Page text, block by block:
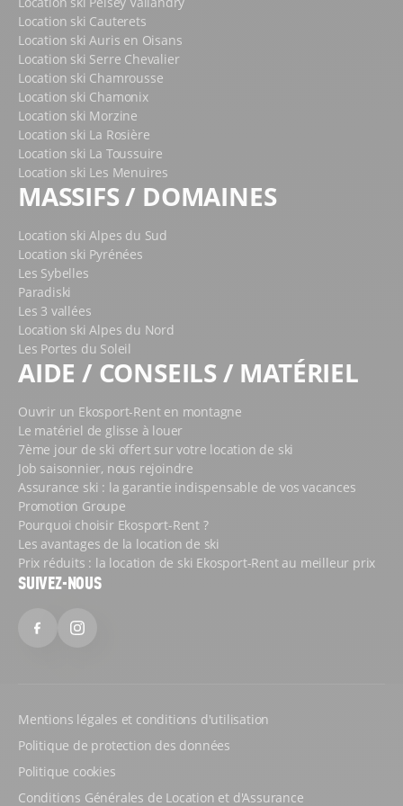
s’amuser en famille ou entre amis.
À cela s’ajoutent les vastes
Calme et des Estanyols, avec leurs
fond. On y découvre plusieurs boucles balisées, de
niveau vert, bleu ou rouge, pour satisfaire débutants
comme experts. Ces espaces sont aussi propices à la
randonnée pédestre
permettent de profiter des paysages autrement. Vous
pouvez aussi chausser les
parcourir desitinéraires de niveau facile à modéré
Station familiale, Font-Romeu dispose aussi d’un bel
espace luge aux Airelles
classique
remontée pour enchaîner les descentes sans effort.
LOCATION DE MATÉRIEL À FONT-
ROMEU : L’OFFRE XXL CHEZ
EKOSPORT-RENT LE LOCAL
Pour que tout le monde puisse profiter des possibilités
offertes par le domaine de Font-Romeu, notre
Ekosport-Rentpropose une large sélection
d’équipements : découvrez tout le matériel disponible,
issu des meilleures marques.
LOCATION EN LIGNE : LES ÉQUIPEMENTS
INCONTOURNABLES AU MEILLEUR PRIX
préparer votre séjour tranquillement depuis chez vous,
choix d’équipements à disposition :
skis alpins pour les enfants, de 2 à 17 ans :
choisissez le modèle adapté en sélectionnant la
catégorie d’âge, puis le niveau du jeune skieur ;
Location ski Cauterets
Location ski Auris en Oisans
Location ski Serre Chevalier
Location ski Chamrousse
Location ski Chamonix
Location ski Morzine
Location ski La Rosière
Location ski La Toussuire
Location ski Les Menuires
MASSIFS / DOMAINES
Location ski Alpes du Sud
Location ski Pyrénées
Les Sybelles
Paradiski
Les 3 vallées
Location ski Alpes du Nord
Les Portes du Soleil
AIDE / CONSEILS / MATÉRIEL
Ouvrir un Ekosport-Rent en montagne
Le matériel de glisse à louer
7ème jour de ski offert sur votre location de ski
Job saisonnier, nous rejoindre
Assurance ski : la garantie indispensable de vos vacances
Promotion Groupe
Pourquoi choisir Ekosport-Rent ?
Les avantages de la location de ski
Prix réduits : la location de ski Ekosport-Rent au meilleur prix
SUIVEZ-NOUS
FacebookInstagram
Mentions légales et conditions d'utilisation
Politique de protection des données
Politique cookies
Conditions Générales de Location et d'Assurance